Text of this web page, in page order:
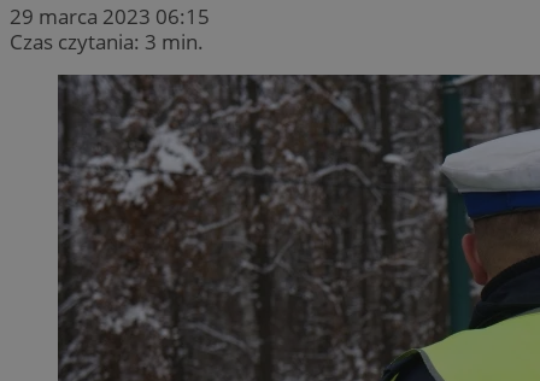
29 marca 2023 06:15
Czas czytania: 3 min.